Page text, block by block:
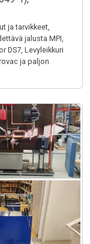
ja tarvikkeet,
jalusta MPI,
DS7, Levyleikkuri
ja paljon